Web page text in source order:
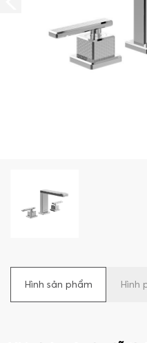
Hình sản phẩm Hình